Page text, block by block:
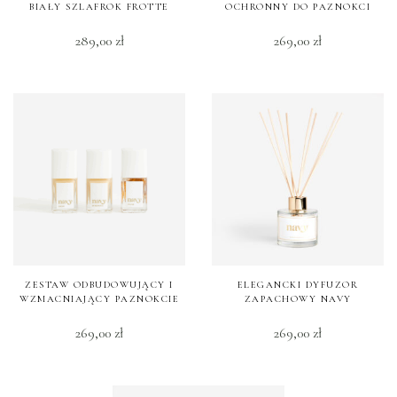
BIAŁY SZLAFROK FROTTE
289,00 zł
OCHRONNY DO PAZNOKCI
269,00 zł
ZESTAW ODBUDOWUJĄCY I
WZMACNIAJĄCY PAZNOKCIE
269,00 zł
ELEGANCKI DYFUZOR
ZAPACHOWY NAVY
269,00 zł